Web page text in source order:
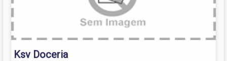
Ksv Doceria